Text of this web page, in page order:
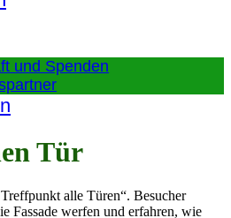
und Spenden
Tür
alle Türen“. Besucher
Fassade werfen und erfahren, wie